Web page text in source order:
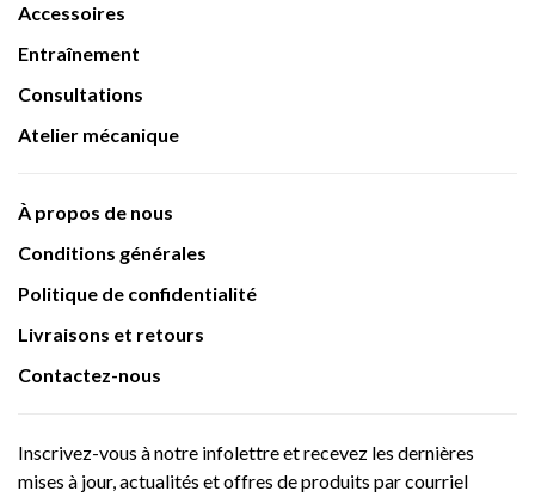
Accessoires
Entraînement
Consultations
Atelier mécanique
À propos de nous
Conditions générales
Politique de confidentialité
Livraisons et retours
Contactez-nous
Inscrivez-vous à notre infolettre et recevez les dernières
mises à jour, actualités et offres de produits par courriel